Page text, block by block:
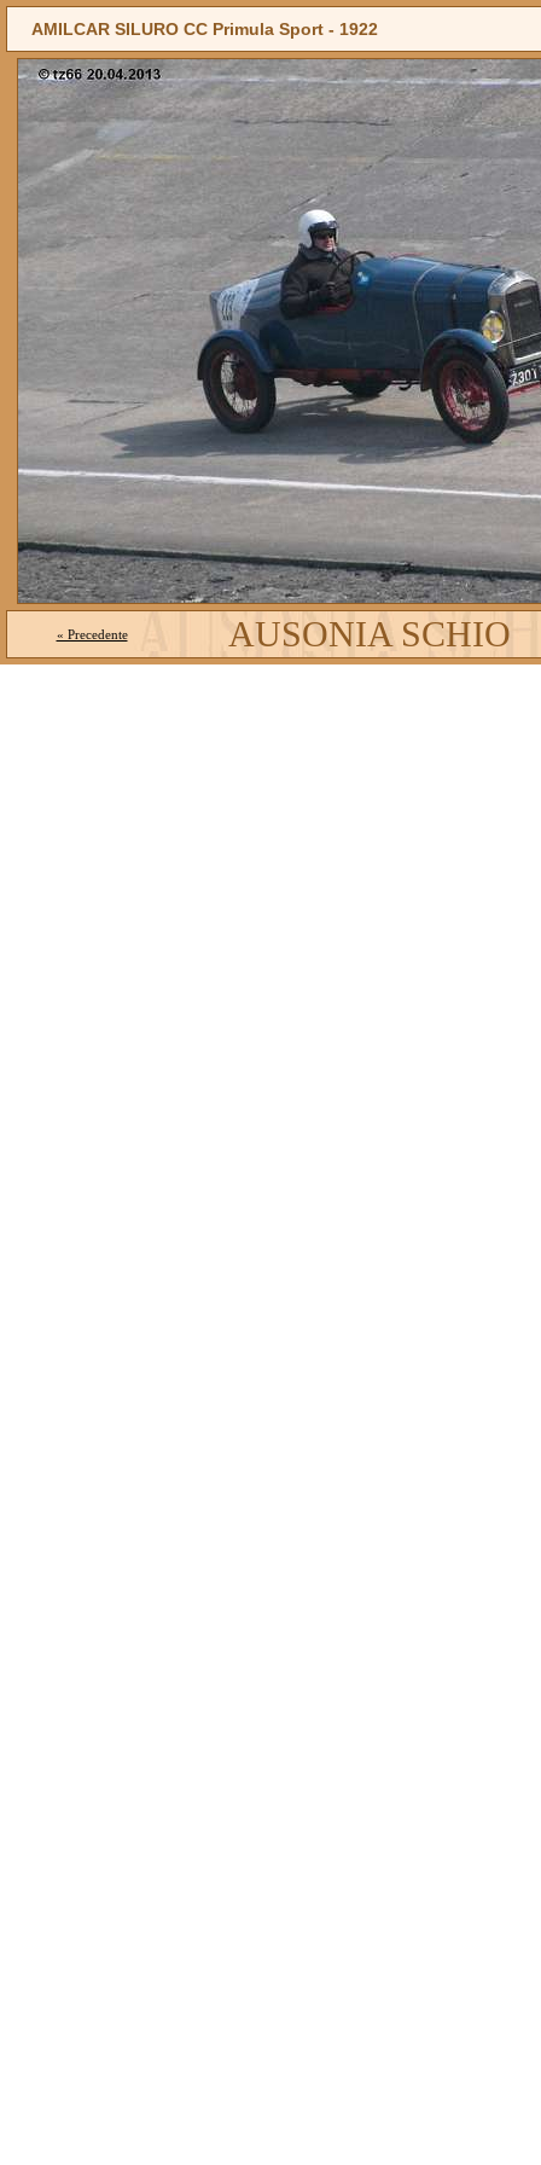
AMILCAR SILURO CC Primula Sport - 1922
« Precedente AUSONIA SCHIO